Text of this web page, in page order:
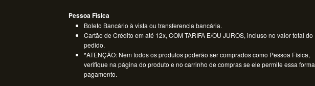
Pessoa Física
Boleto Bancário à vista ou transferencia bancária.
Cartão de Crédito em até 12x, COM TARIFA E/OU JUROS, incluso no valor total do
pedido.
*ATENÇÃO: Nem todos os produtos poderão ser comprados como Pessoa Física,
verifique na página do produto e no carrinho de compras se ele permite essa forma
pagamento.